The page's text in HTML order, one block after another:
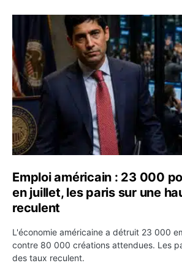
Emploi américain : 23 000 postes
Emploi américain : 23 000
en juillet, les paris sur une
reculent
L'économie américaine a détruit 23 000
contre 80 000 créations attendues. Les
des taux reculent.